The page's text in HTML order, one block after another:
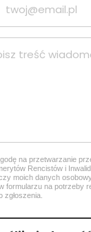
na przetwarzanie
Rencistów i
moich danych
formularzu na potrzeby
zgłoszenia.